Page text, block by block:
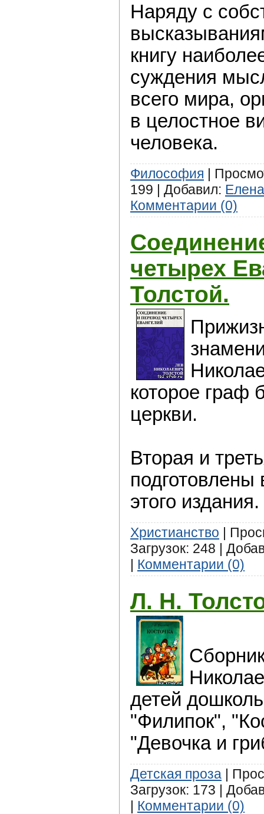
Наряду с
книгу
суждения
всего мира,
в целостное
человека.
Философия |
199 | Добавил: Елена
Комментарии (0)
четырех
Толстой.
которое граф
церкви.
Вторая и
этого издания.
Христианство |
Загрузок: 248 |
| Комментарии (0)
Л. Н.
детей
"Филипок",
"Девочка и
Детская проза |
Загрузок: 173 |
| Комментарии (0)